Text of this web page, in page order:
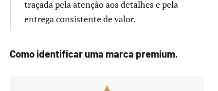
traçada pela atenção aos detalhes e pela
entrega consistente de valor.
Como identificar uma marca premium.